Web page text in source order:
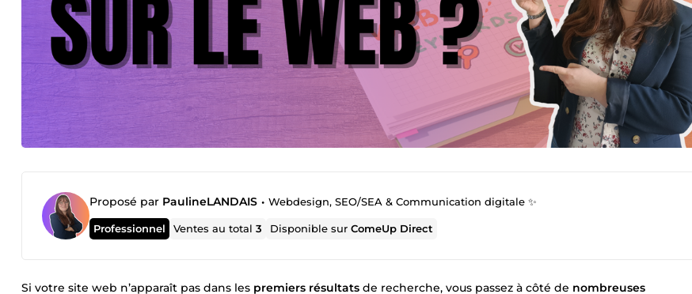
Proposé par PaulineLANDAIS • Webdesign, SEO/SEA & Communication digitale ✨
Professionnel Ventes au total3 Disponible surComeUp Direct
Si votre site web n’apparaît pas dans les premiers résultats de recherche, vous passez à côté de nombreuses